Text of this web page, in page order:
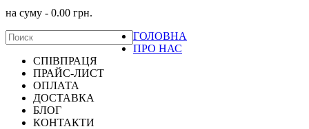
на суму - 0.00 грн.
ГОЛОВНА
ПРО НАС
СПІВПРАЦЯ
ПРАЙС-ЛИСТ
ОПЛАТА
ДОСТАВКА
БЛОГ
КОНТАКТИ